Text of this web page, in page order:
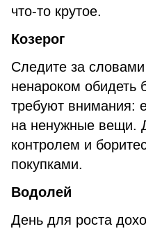
что-то крутое.
Козерог
Следите за
ненароком обидеть
требуют внимания:
на ненужные вещи.
контролем и
покупками.
Водолей
День для роста